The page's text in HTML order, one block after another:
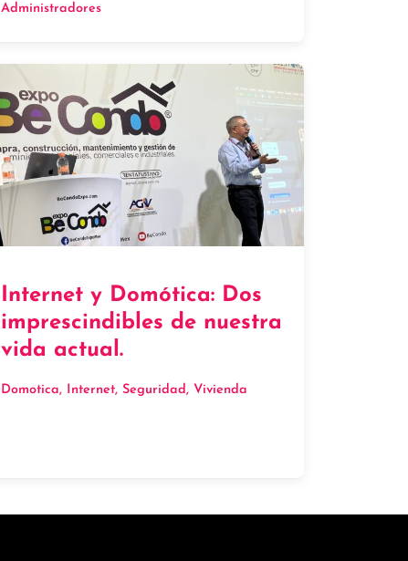
Administradores
Internet y Domótica: Dos
imprescindibles de nuestra
vida actual.
Domotica, Internet, Seguridad, Vivienda